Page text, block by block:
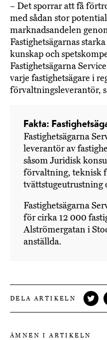
– Det sporrar att få
med sådan stor
marknadsandelen
Fastighetsägarnas
kunskap och
Fastighetsägarna
varje fastighetsägare i
förvaltningsleverantör,
Fakta:
Fastighetsägarna
leverantör av
såsom Juridisk
förvaltning, teknisk
tvättstugeutrustning
Fastighetsägarna
för cirka 12 000
Alströmergatan i
anställda.
DELA ARTIKELN
ÄMNEN I ARTIKELN